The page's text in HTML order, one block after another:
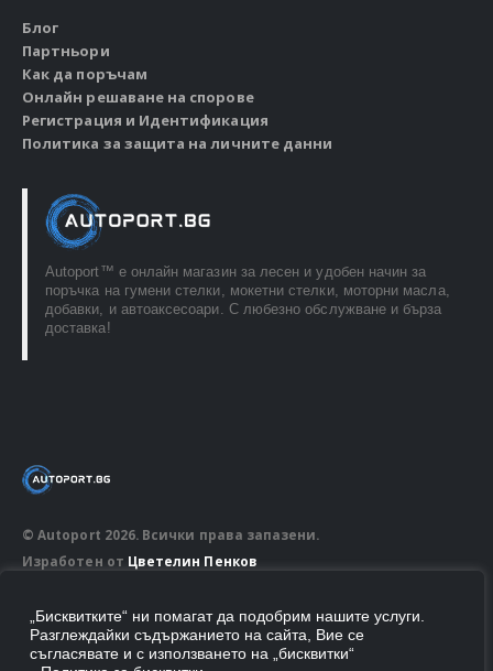
„Бисквитките“ ни помагат да подобрим нашите услуги.
Разглеждайки съдържанието на сайта, Вие се
съгласявате и с използването на „бисквитки“
Блог
Партньори
Как да поръчам
Онлайн решаване на спорове
Регистрация и Идентификация
Политика за защита на личните данни
Autoport™ e онлайн магазин за лесен и удобен начин за
поръчка на гумени стелки, мокетни стелки, моторни масла,
добавки, и автоаксесоари. С любезно обслужване и бърза
доставка!
© Autoport 2026. Всички права запазени.
Изработен от Цветелин Пенков
ПОСЛЕДВАЙ НИ